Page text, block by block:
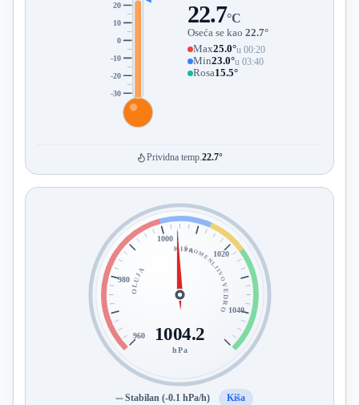
-30
-20
-10
0
10
20 22.7°C
Oseća se kao 22.7°
Max25.0°u 00:20
Min23.0°u 03:40
Rosa15.5°
Prividna temp. 22.7°
960
980
1000
1020
1040
OLUJA
KIŠAPROMENLJIVO
VEDRO
1004.2
hPa
Stabilan (-0.1 hPa/h) Kiša